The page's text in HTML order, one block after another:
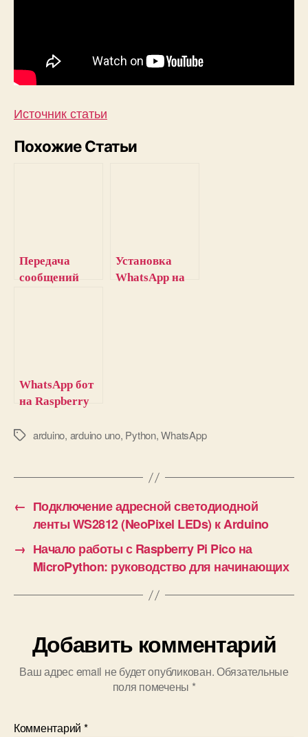
Источник статьи
Похожие Статьи
Передача
сообщений
Установка
WhatsApp на
WhatsApp бот
на Raspberry
автоматизации
М
к
arduino, arduino uno, Python,WhatsApp
← Подключение адресной светодиодной
ленты WS2812 (NeoPixel LEDs) к Arduino
→ Начало работы с Raspberry Pi Pico на
MicroPython: руководство для начинающих
Добавить комментарий
Ваш адрес email не будет опубликован.Обязательные
поля помечены *
Комментарий *